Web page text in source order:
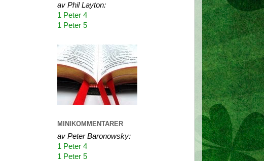
av Phil Layton:
1 Peter 4
1 Peter 5
MINIKOMMENTARER
av Peter Baronowsky:
1 Peter 4
1 Peter 5